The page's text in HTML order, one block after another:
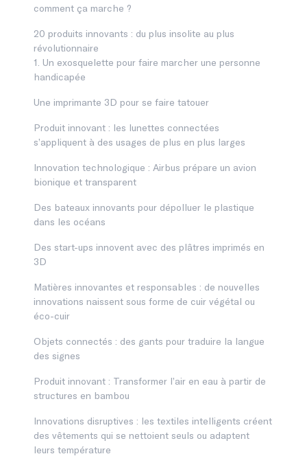
comment ça marche ?
20 produits innovants : du plus insolite au plus
révolutionnaire
1. Un exosquelette pour faire marcher une personne
handicapée
Une imprimante 3D pour se faire tatouer
Produit innovant : les lunettes connectées
s’appliquent à des usages de plus en plus larges
Innovation technologique : Airbus prépare un avion
bionique et transparent
Des bateaux innovants pour dépolluer le plastique
dans les océans
Des start-ups innovent avec des plâtres imprimés en
3D
Matières innovantes et responsables : de nouvelles
innovations naissent sous forme de cuir végétal ou
éco-cuir
Objets connectés : des gants pour traduire la langue
des signes
Produit innovant : Transformer l’air en eau à partir de
structures en bambou
Innovations disruptives : les textiles intelligents créent
des vêtements qui se nettoient seuls ou adaptent
leurs température